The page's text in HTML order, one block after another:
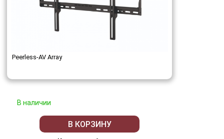
Peerless-AV Array
В наличии
В КОРЗИНУ